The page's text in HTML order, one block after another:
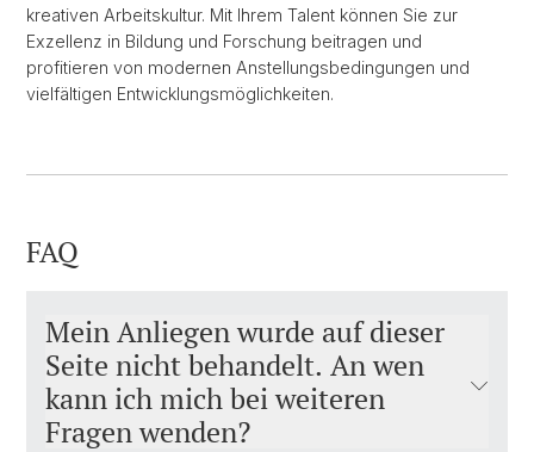
kreativen Arbeitskultur. Mit Ihrem Talent können Sie zur
Exzellenz in Bildung und Forschung beitragen und
profitieren von modernen Anstellungsbedingungen und
vielfältigen Entwicklungsmöglichkeiten.
FAQ
Mein Anliegen wurde auf dieser
Seite nicht behandelt. An wen
kann ich mich bei weiteren
Fragen wenden?